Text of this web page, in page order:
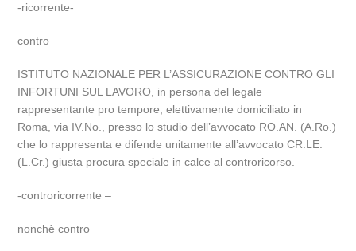
-ricorrente-
contro
ISTITUTO NAZIONALE PER L’ASSICURAZIONE CONTRO GLI
INFORTUNI SUL LAVORO, in persona del legale
rappresentante pro tempore, elettivamente domiciliato in
Roma, via IV.No., presso lo studio dell’avvocato RO.AN. (A.Ro.)
che lo rappresenta e difende unitamente all’avvocato CR.LE.
(L.Cr.) giusta procura speciale in calce al controricorso.
-controricorrente –
nonchè contro